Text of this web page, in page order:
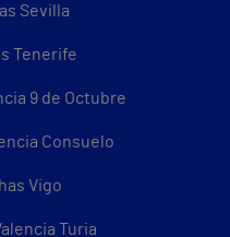
Sevilla
Tenerife
9 de Octubre
Consuelo
Vigo
Turia